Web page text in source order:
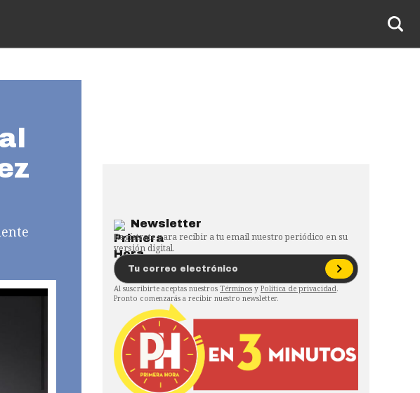
Newsletter
Regístrate para recibir a tu email nuestro periódico en su
versión digital.
Al suscribirte aceptas nuestros Términos y Política de privacidad.
Pronto comenzarás a recibir nuestro newsletter.